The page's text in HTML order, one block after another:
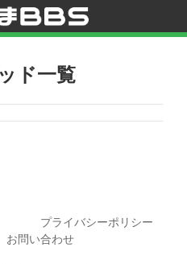
ド一覧
プライバシーポリシー
お問い合わせ